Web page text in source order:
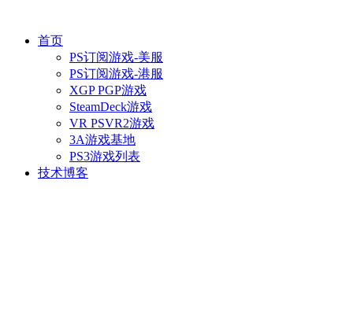
首页
PS订阅游戏-美服
PS订阅游戏-港服
XGP PGP游戏
SteamDeck游戏
VR PSVR2游戏
3A游戏基地
PS3游戏列表
技术博客